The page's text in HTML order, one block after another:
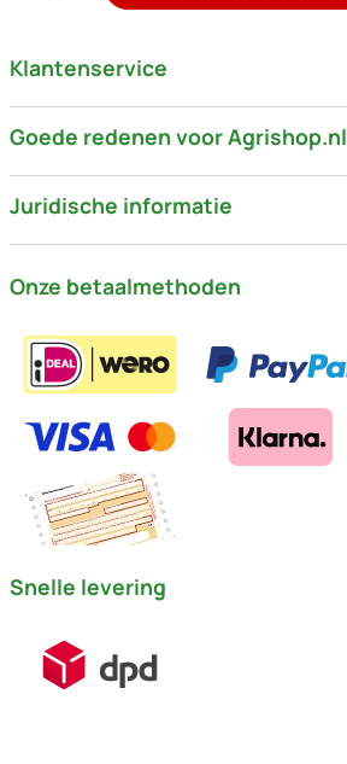
Klantenservice
Goede redenen voor Agrishop.nl
Juridische informatie
Onze betaalmethoden
Snelle levering